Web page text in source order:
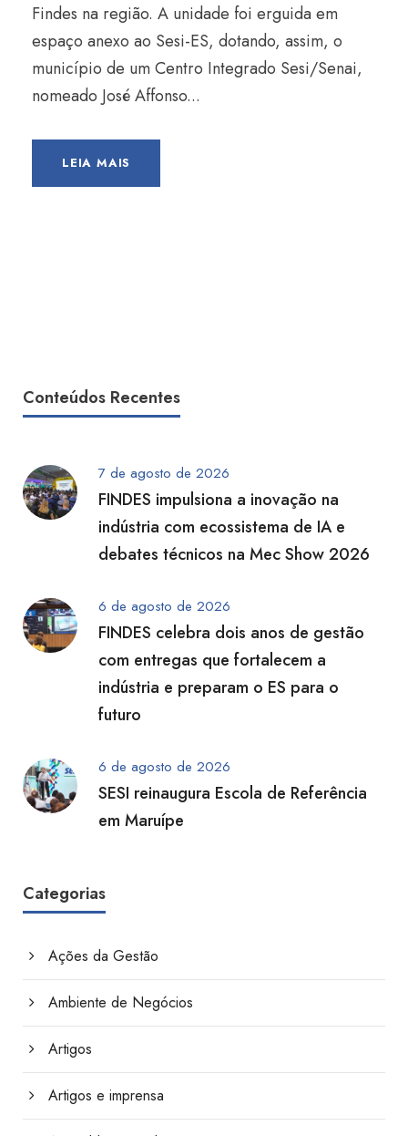
Findes na região. A unidade foi erguida em
espaço anexo ao Sesi-ES, dotando, assim, o
município de um Centro Integrado Sesi/Senai,
nomeado José Affonso...
LEIA MAIS
Conteúdos Recentes
7 de agosto de 2026
FINDES impulsiona a inovação na
indústria com ecossistema de IA e
debates técnicos na Mec Show 2026
6 de agosto de 2026
FINDES celebra dois anos de gestão
com entregas que fortalecem a
indústria e preparam o ES para o
futuro
6 de agosto de 2026
SESI reinaugura Escola de Referência
em Maruípe
Categorias
Ações da Gestão
Ambiente de Negócios
Artigos
Artigos e imprensa